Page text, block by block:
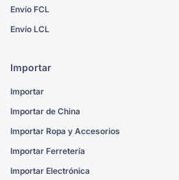
Envío FCL
Envío LCL
Importar
Importar
Importar de China
Importar Ropa y Accesorios
Importar Ferretería
Importar Electrónica